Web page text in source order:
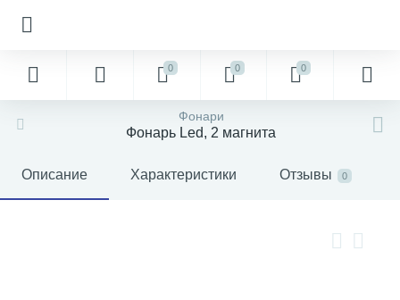
0 0 0
Фонари
Фонарь Led, 2 магнита
Описание Характеристики Отзывы 0